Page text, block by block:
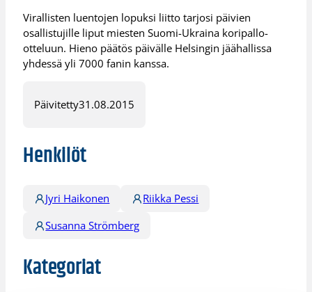
Virallisten luentojen lopuksi liitto tarjosi päivien
osallistujille liput miesten Suomi-Ukraina koripallo-
otteluun. Hieno päätös päivälle Helsingin jäähallissa
yhdessä yli 7000 fanin kanssa.
Päivitetty31.08.2015
Henkilöt
Jyri Haikonen
Riikka Pessi
Susanna Strömberg
Kategoriat